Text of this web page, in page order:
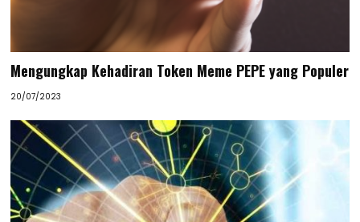
Mengungkap Kehadiran Token Meme PEPE yang Populer
20/07/2023